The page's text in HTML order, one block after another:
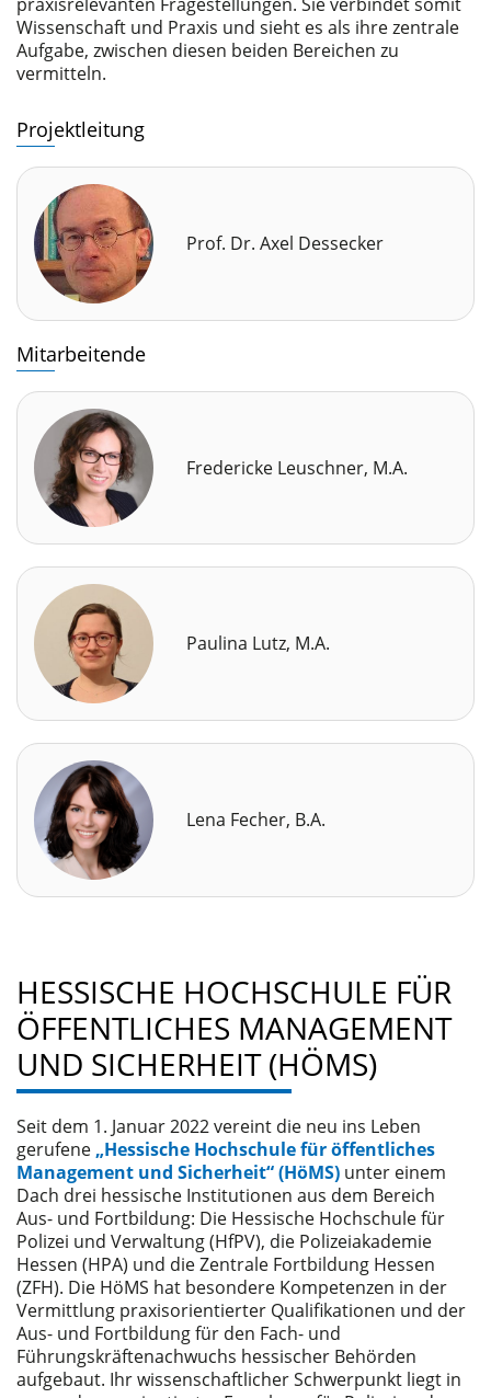
Wissenschaft und Praxis und sieht es als ihre zentrale
Aufgabe, zwischen diesen beiden Bereichen zu
vermitteln.
Projektleitung
Prof. Dr. Axel Dessecker
Mitarbeitende
Fredericke Leuschner, M.A.
Paulina Lutz, M.A.
Lena Fecher, B.A.
HESSISCHE HOCHSCHULE FÜR
ÖFFENTLICHES MANAGEMENT
UND SICHERHEIT (HÖMS)
Seit dem 1. Januar 2022 vereint die neu ins Leben
gerufene „Hessische Hochschule für öffentliches
Management und Sicherheit“ (HöMS) unter einem
Dach drei hessische Institutionen aus dem Bereich
Aus- und Fortbildung: Die Hessische Hochschule für
Polizei und Verwaltung (HfPV), die Polizeiakademie
Hessen (HPA) und die Zentrale Fortbildung Hessen
(ZFH). Die HöMS hat besondere Kompetenzen in der
Vermittlung praxisorientierter Qualifikationen und der
Aus- und Fortbildung für den Fach- und
Führungskräftenachwuchs hessischer Behörden
aufgebaut. Ihr wissenschaftlicher Schwerpunkt liegt in